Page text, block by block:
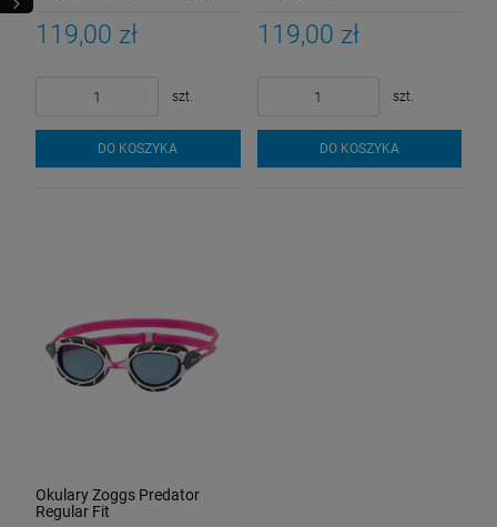
119,00 zł
szt.
DO KOSZYKA
119,00 zł
szt.
DO KOSZYKA
Okulary Zoggs Predator
Regular Fit